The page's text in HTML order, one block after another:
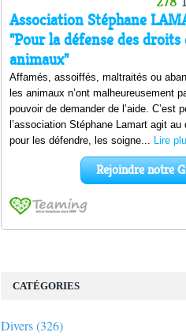
CATÉGORIES
Divers(326)